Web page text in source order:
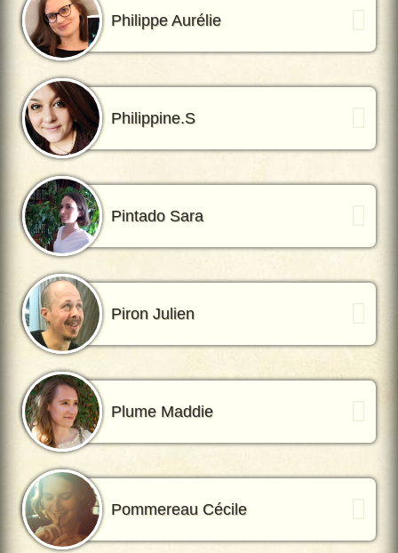
Philippe Aurélie
Philippine.S
Pintado Sara
Piron Julien
Plume Maddie
Pommereau Cécile